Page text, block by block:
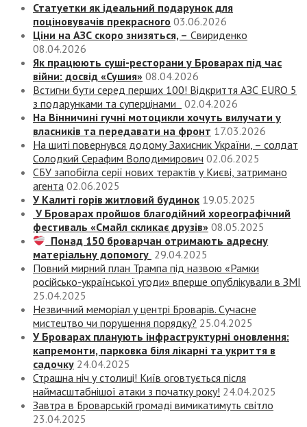
Статуетки як ідеальний подарунок для
поціновувачів прекрасного 03.06.2026
Ціни на АЗС скоро знизяться, – Свириденко
08.04.2026
Як працюють суші-ресторани у Броварах під час
війни: досвід «Сушия» 08.04.2026
Встигни бути серед перших 100! Відкриття АЗС EURO 5
з подарунками та суперцінами
02.04.2026
На Вінничині гучні мотоцикли хочуть вилучати у
власників та передавати на фронт 17.03.2026
На щиті повернувся додому Захисник України, – солдат
Солодкий Серафим Володимирович 02.06.2025
СБУ запобігла серії нових терактів у Києві, затримано
агента 02.06.2025
У Калиті горів житловий будинок 19.05.2025
У Броварах пройшов благодійний хореографічний
фестиваль «Смайл скликає друзів» 08.05.2025
Понад 150 броварчан отримають адресну
матеріальну допомогу 29.04.2025
Повний мирний план Трампа під назвою «‎Рамки
російсько-української угоди» вперше опублікували в ЗМІ
25.04.2025
Незвичний меморіал у центрі Броварів. Сучасне
мистецтво чи порушення порядку? 25.04.2025
У Броварах планують інфраструктурні оновлення:
капремонти, парковка біля лікарні та укриття в
садочку 24.04.2025
Страшна ніч у столиці! Київ оговтується після
наймасштабнішої атаки з початку року! 24.04.2025
Завтра в Броварській громаді вимикатимуть світло
23.04.2025